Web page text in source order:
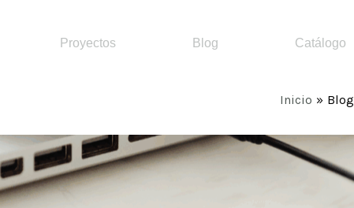
Proyectos Blog Catálogo
Inicio Blog